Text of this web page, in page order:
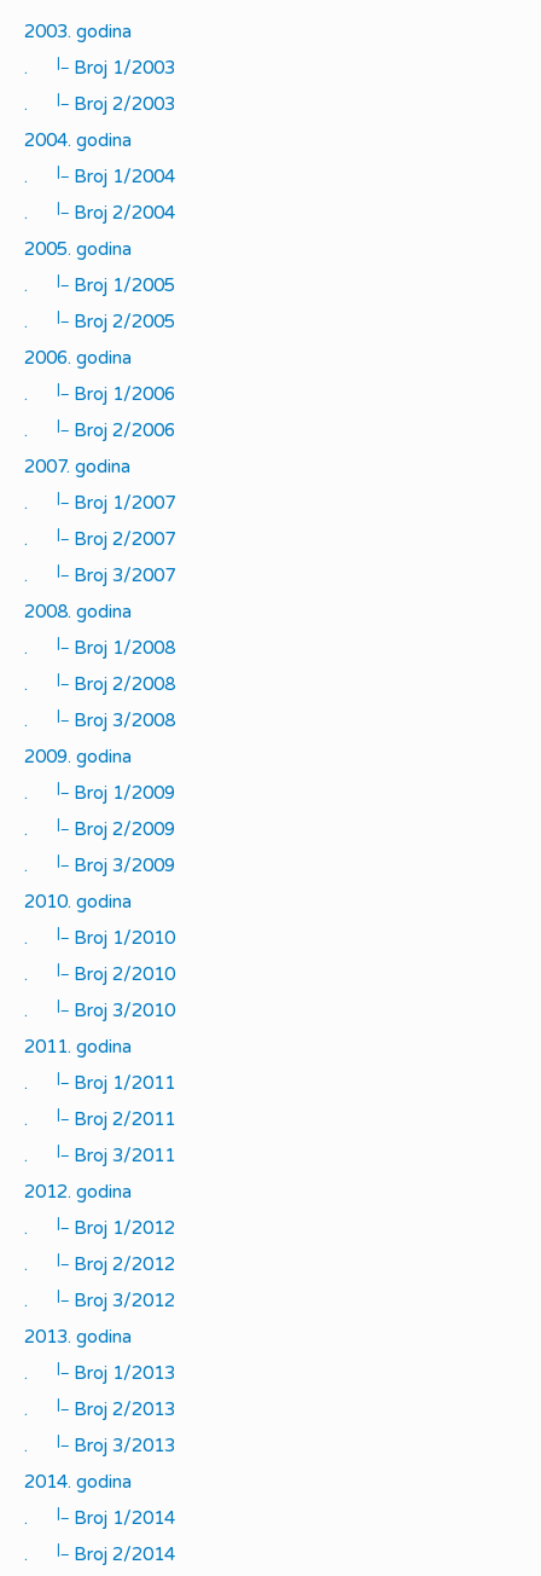
2003. godina
.
|_
Broj 1/2003
.
|_
Broj 2/2003
2004. godina
.
|_
Broj 1/2004
.
|_
Broj 2/2004
2005. godina
.
|_
Broj 1/2005
.
|_
Broj 2/2005
2006. godina
.
|_
Broj 1/2006
.
|_
Broj 2/2006
2007. godina
.
|_
Broj 1/2007
.
|_
Broj 2/2007
.
|_
Broj 3/2007
2008. godina
.
|_
Broj 1/2008
.
|_
Broj 2/2008
.
|_
Broj 3/2008
2009. godina
.
|_
Broj 1/2009
.
|_
Broj 2/2009
.
|_
Broj 3/2009
2010. godina
.
|_
Broj 1/2010
.
|_
Broj 2/2010
.
|_
Broj 3/2010
2011. godina
.
|_
Broj 1/2011
.
|_
Broj 2/2011
.
|_
Broj 3/2011
2012. godina
.
|_
Broj 1/2012
.
|_
Broj 2/2012
.
|_
Broj 3/2012
2013. godina
.
|_
Broj 1/2013
.
|_
Broj 2/2013
.
|_
Broj 3/2013
2014. godina
.
|_
Broj 1/2014
.
|_
Broj 2/2014